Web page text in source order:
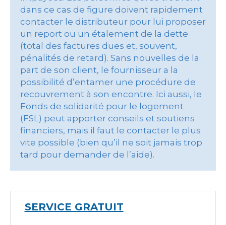
dans ce cas de figure doivent rapidement
contacter le distributeur pour lui proposer
un report ou un étalement de la dette
(total des factures dues et, souvent,
pénalités de retard). Sans nouvelles de la
part de son client, le fournisseur a la
possibilité d’entamer une procédure de
recouvrement à son encontre. Ici aussi, le
Fonds de solidarité pour le logement
(FSL) peut apporter conseils et soutiens
financiers, mais il faut le contacter le plus
vite possible (bien qu’il ne soit jamais trop
tard pour demander de l’aide).
SERVICE GRATUIT